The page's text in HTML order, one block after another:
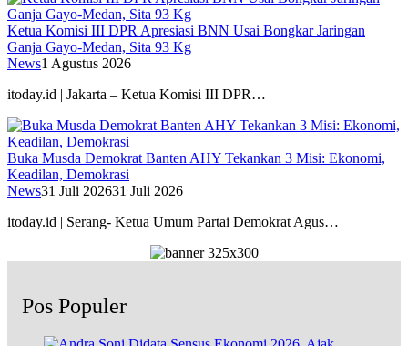
Ketua Komisi III DPR Apresiasi BNN Usai Bongkar Jaringan
Ganja Gayo-Medan, Sita 93 Kg
News1 Agustus 2026
itoday.id | Jakarta – Ketua Komisi III DPR…
Buka Musda Demokrat Banten AHY Tekankan 3 Misi: Ekonomi,
Keadilan, Demokrasi
News31 Juli 202631 Juli 2026
itoday.id | Serang- Ketua Umum Partai Demokrat Agus…
Pos Populer